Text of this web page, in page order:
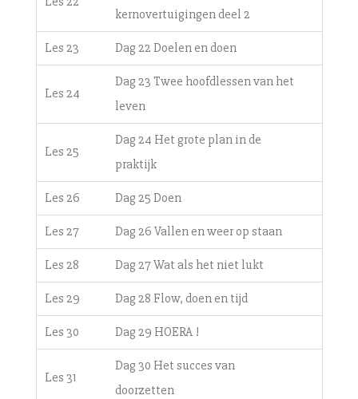
kernovertuigingen deel 2
Les 23 Dag 22 Doelen en doen
Les 24
Dag 23 Twee hoofdlessen van het
leven
Les 25
Dag 24 Het grote plan in de
praktijk
Les 26 Dag 25 Doen
Les 27 Dag 26 Vallen en weer op staan
Les 28 Dag 27 Wat als het niet lukt
Les 29 Dag 28 Flow, doen en tijd
Les 30 Dag 29 HOERA !
Les 31
Dag 30 Het succes van
doorzetten